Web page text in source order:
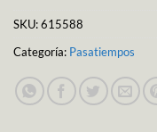
SKU:615588
Categoría: Pasatiempos